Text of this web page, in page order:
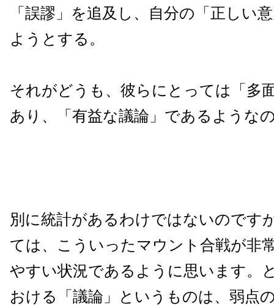
「誤謬」を追及し、自分の「正しい
ようとする。
それがどうも、彼らにとっては「多
あり、「有益な議論」であるような
別に統計があるわけではないのです
ては、こういったマウント合戦が非
やすい状況であるように思います。
おける「議論」というものは、弱点